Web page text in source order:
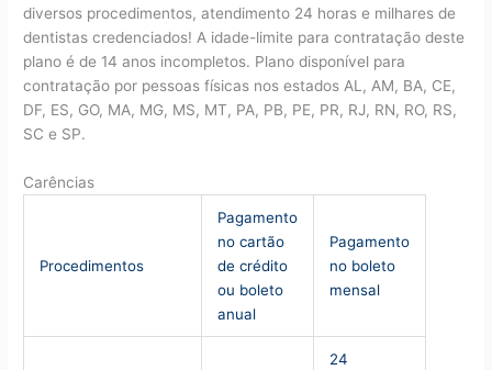
diversos procedimentos, atendimento 24 horas e milhares de
dentistas credenciados! A idade-limite para contratação deste
plano é de 14 anos incompletos. Plano disponível para
contratação por pessoas físicas nos estados AL, AM, BA, CE,
DF, ES, GO, MA, MG, MS, MT, PA, PB, PE, PR, RJ, RN, RO, RS,
SC e SP.
Carências
Procedimentos
Pagamento
no cartão
de crédito
ou boleto
anual
Pagamento
no boleto
mensal
24